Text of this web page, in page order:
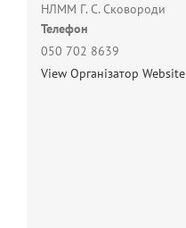
НЛММ Г. С. Сковороди
Телефон
050 702 8639
View Організатор Website